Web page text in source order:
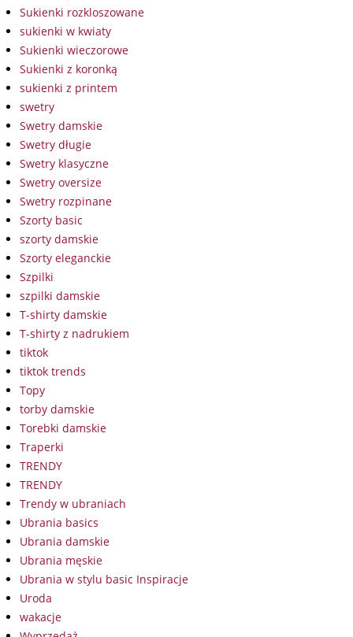
Sukienki rozkloszowane
sukienki w kwiaty
Sukienki wieczorowe
Sukienki z koronką
sukienki z printem
swetry
Swetry damskie
Swetry długie
Swetry klasyczne
Swetry oversize
Swetry rozpinane
Szorty basic
szorty damskie
Szorty eleganckie
Szpilki
szpilki damskie
T-shirty damskie
T-shirty z nadrukiem
tiktok
tiktok trends
Topy
torby damskie
Torebki damskie
Traperki
TRENDY
TRENDY
Trendy w ubraniach
Ubrania basics
Ubrania damskie
Ubrania męskie
Ubrania w stylu basic Inspiracje
Uroda
wakacje